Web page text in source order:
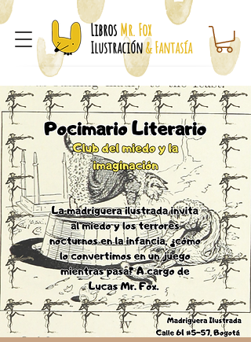
LibrosMr. Fox
Ilustración& Fantasía